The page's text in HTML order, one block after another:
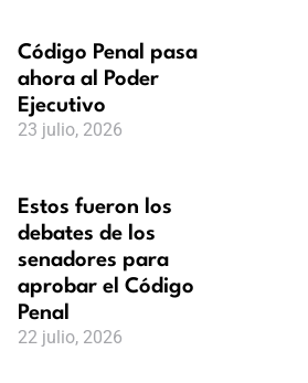
Código Penal pasa
ahora al Poder
Ejecutivo
23 julio, 2026
Estos fueron los
debates de los
senadores para
aprobar el Código
Penal
22 julio, 2026